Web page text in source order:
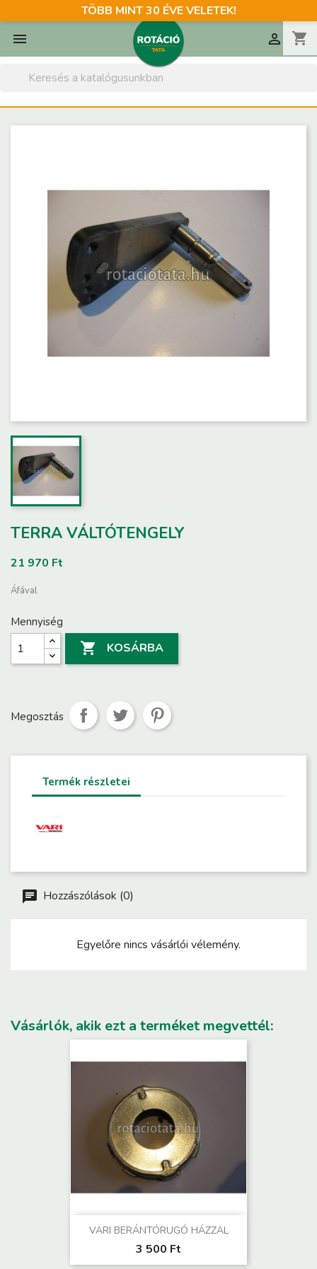
TÖBB MINT 30 ÉVE VELETEK!
 shopping_cart

TERRA VÁLTÓTENGELY
21 970 Ft
Áfával
Mennyiség
 KOSÁRBA
Megosztás
Termék részletei
Hozzászólások (0)
Egyelőre nincs vásárlói vélemény.
Vásárlók, akik ezt a terméket megvettél:
VARI BERÁNTÓRUGÓ HÁZZAL
3 500 Ft